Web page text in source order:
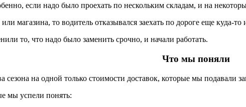
если надо было проехать по нескольким складам, и на
магазина, то водитель отказывался заехать по дороге еще куда-
то, что надо было заменить срочно, и начали работать.
Что мы поняли
сезона на одной только стоимости доставок, которые мы подавали
мы успели понять: